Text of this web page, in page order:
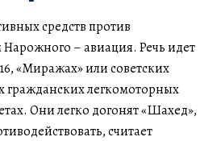
средств против
– авиация. Речь идет
«Миражах» или советских
гражданских легкомоторных
Они легко догонят «Шахед»,
считает